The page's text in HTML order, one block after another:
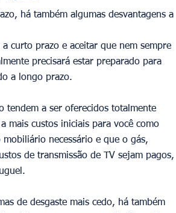
há também algumas desvantagens a
curto prazo e aceitar que nem sempre
precisará estar preparado para
a longo prazo.
tendem a ser oferecidos totalmente
mais custos iniciais para você como
necessário e que o gás,
de transmissão de TV sejam pagos,
de desgaste mais cedo, há também